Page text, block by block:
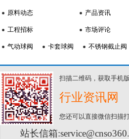
原料动态
工程招标
产品资讯
市场评论
气动球阀 卡套球阀 不锈钢截止阀
扫描二维码，获取手机
行业资讯网
您还可以直接微信扫描
站长信箱